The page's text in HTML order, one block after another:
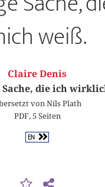
weiß.
Claire Denis
die ich
von Nils Plath
PDF, 5 Seiten
EN